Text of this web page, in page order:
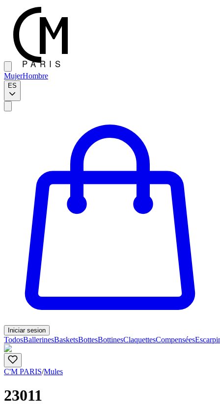
MujerHombre
ES
Iniciar sesion
TodosBallerinesBasketsBottesBottinesClaquettesCompensées
C'M PARIS/Mules
23011